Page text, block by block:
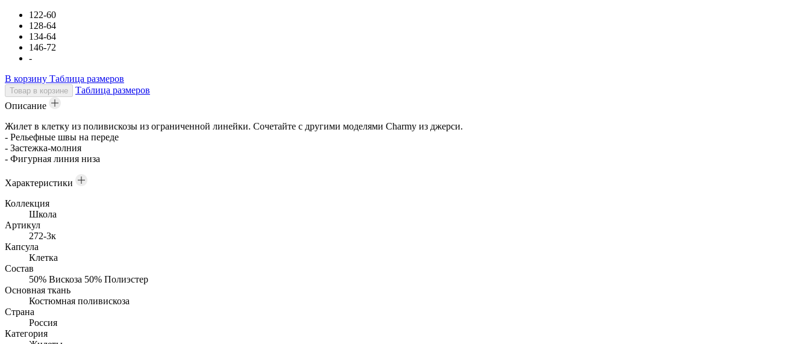
122-60
128-64
134-64
146-72
-
В корзину Таблица размеров
Товар в корзине
Таблица размеров
Описание
Жилет в клетку из поливискозы из ограниченной линейки. Сочетайте с другими моделями Charmy из джерси.
- Рельефные швы на переде
- Застежка-молния
- Фигурная линия низа
Характеристики
Коллекция
Школа
Артикул
272-3к
Капсула
Клетка
Состав
50% Вискоза 50% Полиэстер
Основная ткань
Костюмная поливискоза
Страна
Россия
Категория